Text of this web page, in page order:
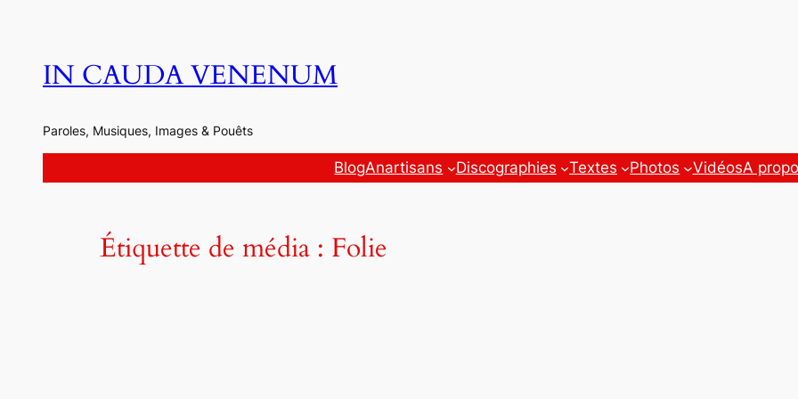
contenuIN CAUDA VENENUM
Paroles, Musiques, Images & Pouêts
BlogAnartisans Discographies Textes Photos VidéosA
Étiquette de média : Folie